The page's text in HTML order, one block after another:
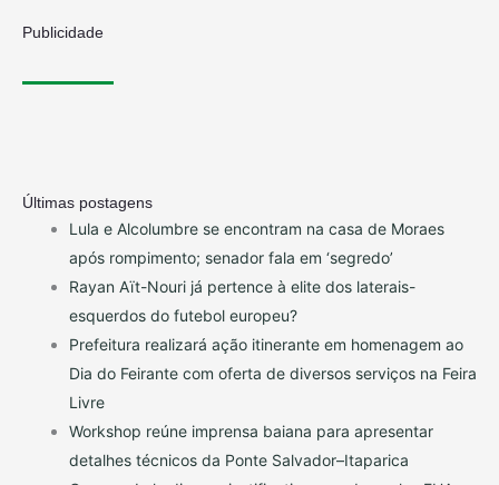
Publicidade
Últimas postagens
Lula e Alcolumbre se encontram na casa de Moraes
após rompimento; senador fala em ‘segredo’
Rayan Aït-Nouri já pertence à elite dos laterais-
esquerdos do futebol europeu?
Prefeitura realizará ação itinerante em homenagem ao
Dia do Feirante com oferta de diversos serviços na Feira
Livre
Workshop reúne imprensa baiana para apresentar
detalhes técnicos da Ponte Salvador–Itaparica